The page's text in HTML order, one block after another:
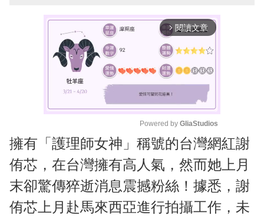
arrow_forward_ios 閱讀文章
M
u
t
Powered by GliaStudios
擁有「護理師女神」稱號的台灣網紅謝
侑芯，在台灣擁有高人氣，然而她上月
末卻驚傳猝逝消息震撼粉絲！據悉，謝
侑芯上月赴馬來西亞進行拍攝工作，未